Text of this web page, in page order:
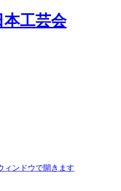
ィンドウで開きます